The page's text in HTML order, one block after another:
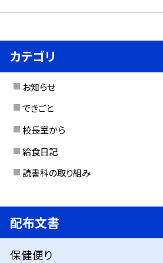
カテゴリ
お知らせ
できごと
校長室から
給食日記
読書科の取り組み
配布文書
保健便り